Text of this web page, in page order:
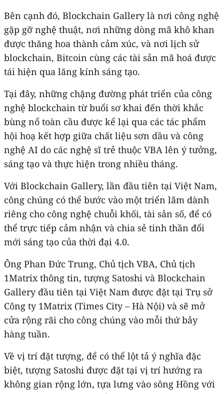
Bên cạnh đó, Blockchain Gallery là nơi công nghệ
gặp gỡ nghệ thuật, nơi những dòng mã khô khan
được thăng hoa thành cảm xúc, và nơi lịch sử
blockchain, Bitcoin cùng các tài sản mã hoá được
tái hiện qua lăng kính sáng tạo.
Tại đây, những chặng đường phát triển của công
nghệ blockchain từ buổi sơ khai đến thời khắc
bùng nổ toàn cầu được kể lại qua các tác phẩm
hội hoạ kết hợp giữa chất liệu sơn dầu và công
nghệ AI do các nghệ sĩ trẻ thuộc VBA lên ý tưởng,
sáng tạo và thực hiện trong nhiều tháng.
Với Blockchain Gallery, lần đầu tiên tại Việt Nam,
công chúng có thể bước vào một triển lãm dành
riêng cho công nghệ chuỗi khối, tài sản số, để có
thể trực tiếp cảm nhận và chia sẻ tinh thần đổi
mới sáng tạo của thời đại 4.0.
Ông Phan Đức Trung, Chủ tịch VBA, Chủ tịch
1Matrix thông tin, tượng Satoshi và Blockchain
Gallery đầu tiên tại Việt Nam được đặt tại Trụ sở
Công ty 1Matrix (Times City – Hà Nội) và sẽ mở
cửa rộng rãi cho công chúng vào mỗi thứ bảy
hàng tuần.
Về vị trí đặt tượng, để có thể lột tả ý nghĩa đặc
biệt, tượng Satoshi được đặt tại vị trí hướng ra
không gian rộng lớn, tựa lưng vào sông Hồng với